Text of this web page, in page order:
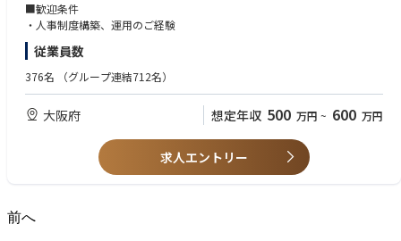
■歓迎条件
・人事制度構築、運用のご経験
従業員数
376名 （グループ連結712名）
大阪府 想定年収 500 万円 ~ 600 万円
求人エントリー
前へ